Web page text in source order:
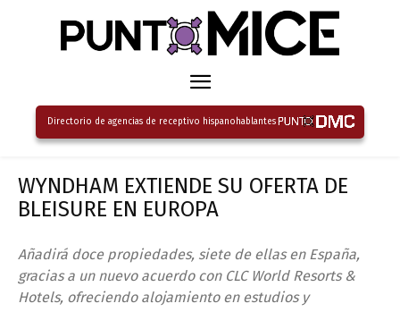
Directorio de agencias de receptivo hispanohablantes
WYNDHAM EXTIENDE SU OFERTA DE
BLEISURE EN EUROPA
Añadirá doce propiedades, siete de ellas en España,
gracias a un nuevo acuerdo con CLC World Resorts &
Hotels, ofreciendo alojamiento en estudios y